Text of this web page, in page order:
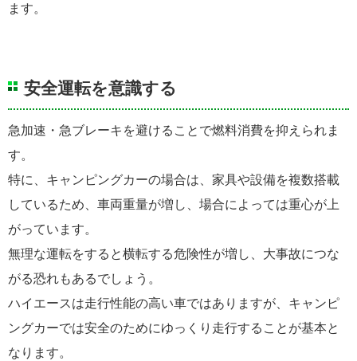
ます。
安全運転を意識する
急加速・急ブレーキを避けることで燃料消費を抑えられま
す。
特に、キャンピングカーの場合は、家具や設備を複数搭載
しているため、車両重量が増し、場合によっては重心が上
がっています。
無理な運転をすると横転する危険性が増し、大事故につな
がる恐れもあるでしょう。
ハイエースは走行性能の高い車ではありますが、キャンピ
ングカーでは安全のためにゆっくり走行することが基本と
なります。